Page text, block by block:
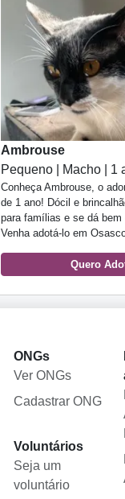
Ambrouse
Pequeno | Macho | 1
Conheça Ambrouse, o
de 1 ano! Dócil e
para famílias e se dá bem
Venha adotá-lo em
Quero
ONGs
Ver ONGs
Cadastrar ONG
Voluntários
Seja um
voluntário